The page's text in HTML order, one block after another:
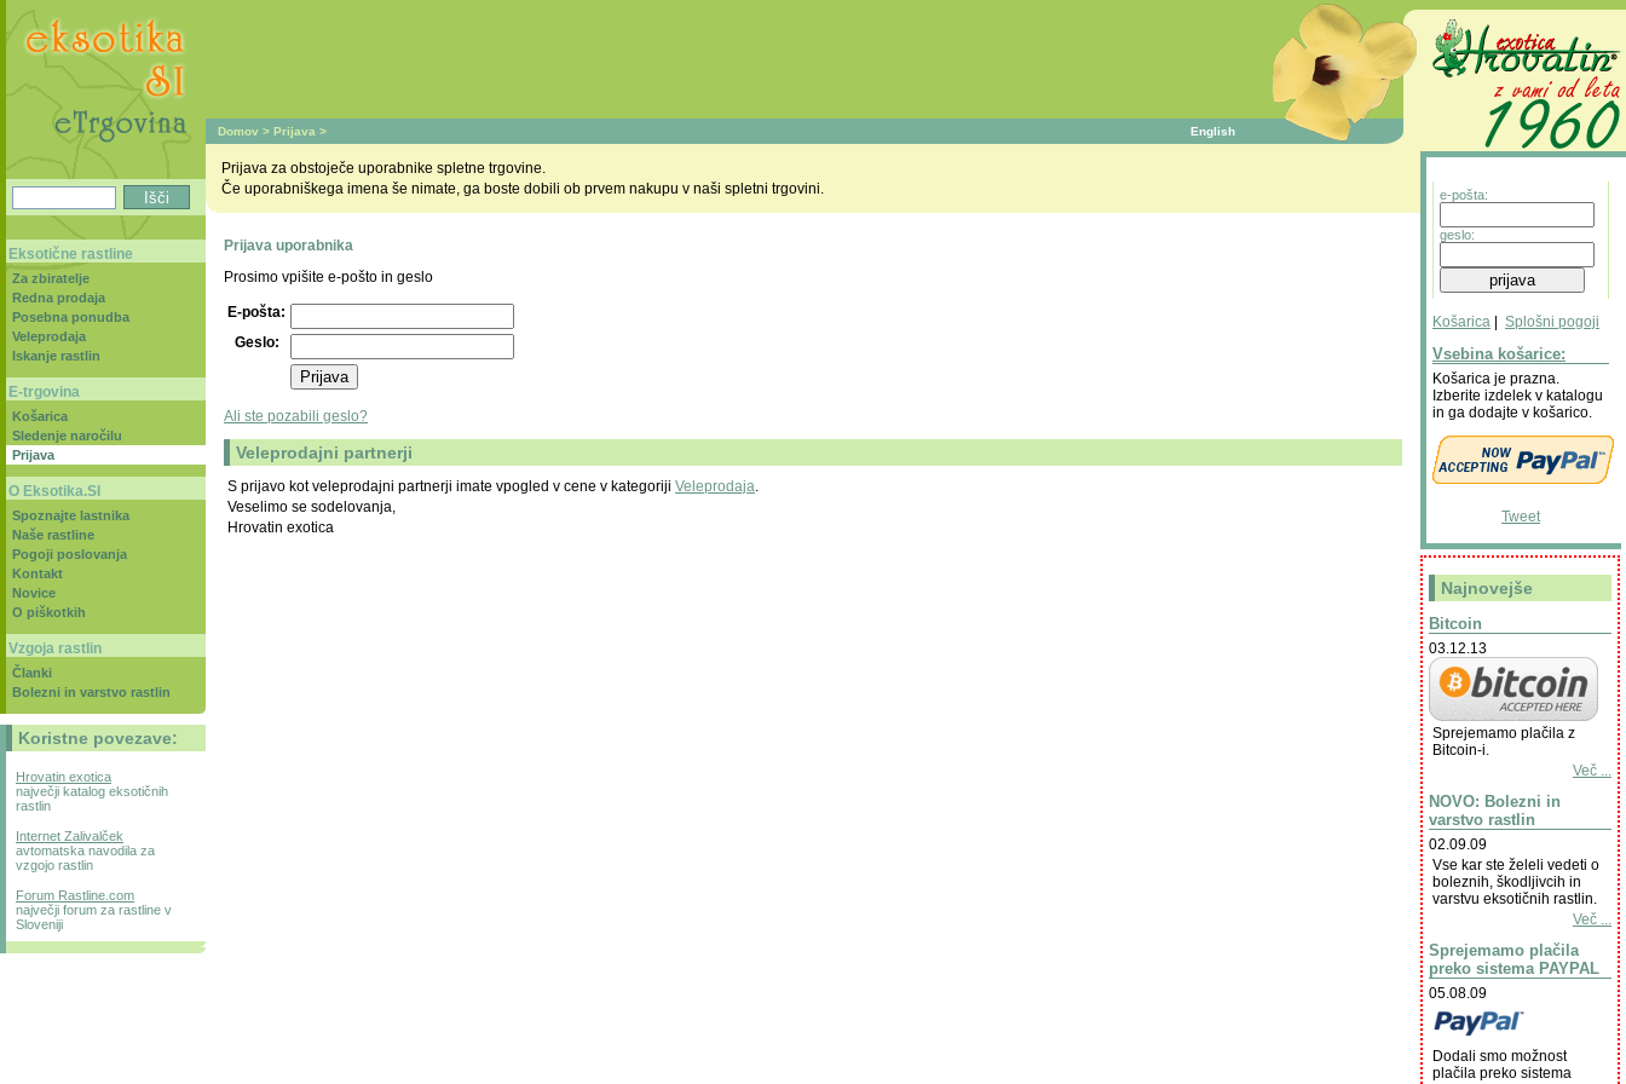
Domov > Prijava > English
Prijava za obstoječe uporabnike spletne trgovine.
Če uporabniškega imena še nimate, ga boste dobili ob prvem nakupu v naši spletni trgovini.
Prijava uporabnika
Prosimo vpišite e-pošto in geslo
E-pošta:
Geslo:
Ali ste pozabili geslo?
Veleprodajni partnerji
S prijavo kot veleprodajni partnerji imate vpogled v cene v kategoriji Veleprodaja.
Veselimo se sodelovanja,
Hrovatin exotica
e-pošta:
geslo:
Košarica Splošni pogoji
Vsebina košarice:
Košarica je prazna.
Izberite izdelek v katalogu
in ga dodajte v košarico.
Tweet
Najnovejše
Bitcoin
03.12.13
Sprejemamo plačila z
Bitcoin-i.
Več ...
NOVO: Bolezni in
varstvo rastlin
02.09.09
Vse kar ste želeli vedeti o
boleznih, škodljivcih in
varstvu eksotičnih rastlin.
Več ...
Sprejemamo plačila
preko sistema PAYPAL
05.08.09
Dodali smo možnost
plačila preko sistema
Eksotične rastline
Za zbiratelje
Redna prodaja
Posebna ponudba
Veleprodaja
Iskanje rastlin
E-trgovina
Košarica
Sledenje naročilu
Prijava
O Eksotika.SI
Spoznajte lastnika
Naše rastline
Pogoji poslovanja
Kontakt
Novice
O piškotkih
Vzgoja rastlin
Članki
Bolezni in varstvo rastlin
Koristne povezave:
Hrovatin exotica
največji katalog eksotičnih
rastlin
Internet Zalivalček
avtomatska navodila za
vzgojo rastlin
Forum Rastline.com
največji forum za rastline v
Sloveniji